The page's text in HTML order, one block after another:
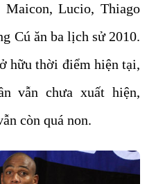
Maicon, Lucio, Thiago
Cú ăn ba lịch sử 2010.
hữu thời điểm hiện tại,
vẫn chưa xuất hiện,
còn quá non.